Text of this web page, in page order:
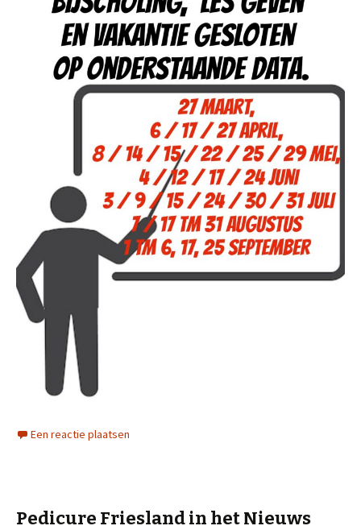
Een reactie plaatsen
Pedicure Friesland in het Nieuws